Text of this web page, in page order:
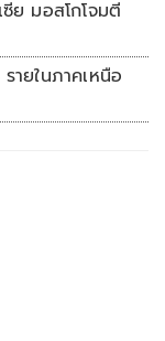
ย มอสโกโจมตี
ยในภาคเหนือ